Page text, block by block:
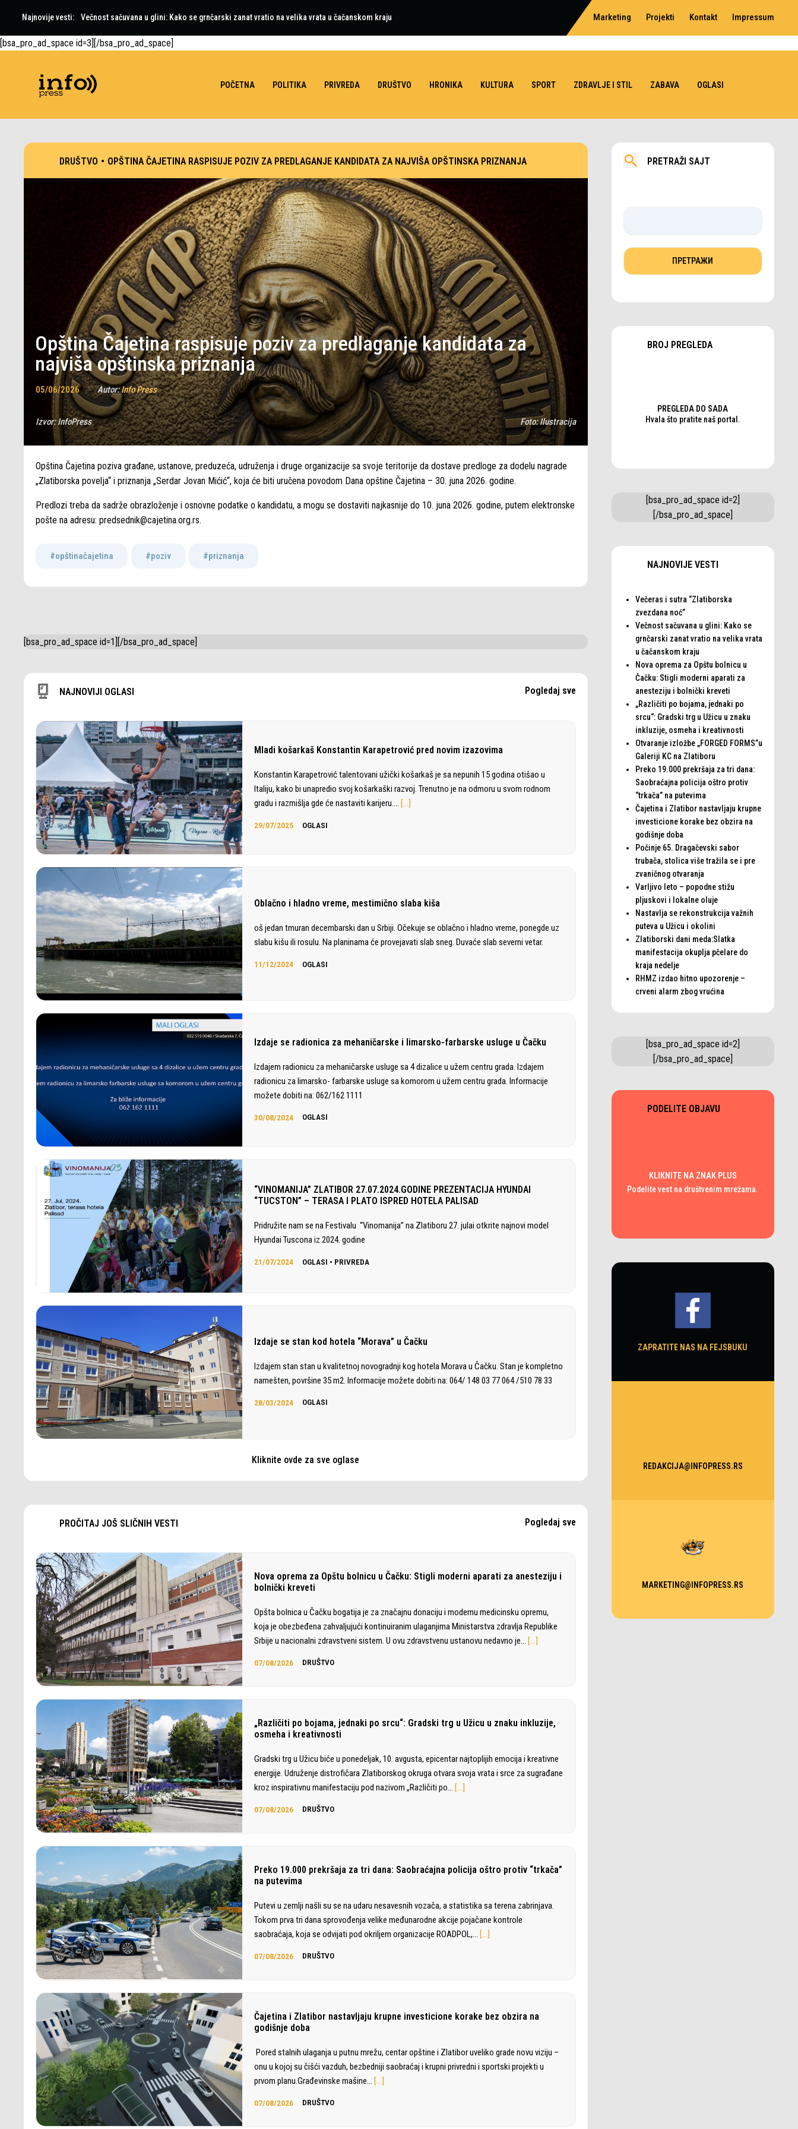
Najnovije vesti: Večnost sačuvana u glini: Kako se grnčarski zanat vratio na velika vrata u čačanskom kraju Marketing Projekti Kontakt Impressum
[bsa_pro_ad_space id=3][/bsa_pro_ad_space]
POČETNA POLITIKA PRIVREDA DRUŠTVO HRONIKA KULTURA SPORT ZDRAVLJE I STIL ZABAVA OGLASI
DRUŠTVO • OPŠTINA ČAJETINA RASPISUJE POZIV ZA PREDLAGANJE KANDIDATA ZA NAJVIŠA OPŠTINSKA PRIZNANJA
Opština Čajetina raspisuje poziv za predlaganje kandidata za
najviša opštinska priznanja
05/06/2026 Autor:Info Press
Izvor:InfoPress Foto:Ilustracija
Opština Čajetina poziva građane, ustanove, preduzeća, udruženja i druge organizacije sa svoje teritorije da dostave predloge za dodelu nagrade
„Zlatiborska povelja“ i priznanja „Serdar Jovan Mićić“, koja će biti uručena povodom Dana opštine Čajetina – 30. juna 2026. godine.
Predlozi treba da sadrže obrazloženje i osnovne podatke o kandidatu, a mogu se dostaviti najkasnije do 10. juna 2026. godine, putem elektronske
pošte na adresu: predsednik@cajetina.org.rs.
#opštinačajetina #poziv #priznanja
[bsa_pro_ad_space id=1][/bsa_pro_ad_space]
NAJNOVIJI OGLASI Pogledaj sve
Mladi košarkaš Konstantin Karapetrović pred novim izazovima
Konstantin Karapetrović talentovani užički košarkaš je sa nepunih 15 godina otišao u
Italiju, kako bi unapredio svoj košarkaški razvoj. Trenutno je na odmoru u svom rodnom
gradu i razmišlja gde će nastaviti karijeru.… […]
29/07/2025 OGLASI
Oblačno i hladno vreme, mestimično slaba kiša
oš jedan tmuran decembarski dan u Srbiji. Očekuje se oblačno i hladno vreme, ponegde uz
slabu kišu ili rosulu. Na planinama će provejavati slab sneg. Duvaće slab severni vetar.
11/12/2024 OGLASI
Izdaje se radionica za mehaničarske i limarsko-farbarske usluge u Čačku
Izdajem radionicu za mehaničarske usluge sa 4 dizalice u užem centru grada. Izdajem
radionicu za limarsko- farbarske usluge sa komorom u užem centru grada. Informacije
možete dobiti na: 062/162 1111
30/08/2024 OGLASI
“VINOMANIJA” ZLATIBOR 27.07.2024.GODINE PREZENTACIJA HYUNDAI
“TUCSTON” – TERASA I PLATO ISPRED HOTELA PALISAD
Pridružite nam se na Festivalu “Vinomanija” na Zlatiboru 27. julai otkrite najnovi model
Hyundai Tuscona iz 2024. godine
21/07/2024 OGLASI • PRIVREDA
Izdaje se stan kod hotela “Morava” u Čačku
Izdajem stan stan u kvalitetnoj novogradnji kog hotela Morava u Čačku. Stan je kompletno
namešten, površine 35 m2. Informacije možete dobiti na: 064/ 148 03 77 064 /510 78 33
28/03/2024 OGLASI
Kliknite ovde za sve oglase
PROČITAJ JOŠ SLIČNIH VESTI Pogledaj sve
Nova oprema za Opštu bolnicu u Čačku: Stigli moderni aparati za anesteziju i
bolnički kreveti
Opšta bolnica u Čačku bogatija je za značajnu donaciju i modernu medicinsku opremu,
koja je obezbeđena zahvaljujući kontinuiranim ulaganjima Ministarstva zdravlja Republike
Srbije u nacionalni zdravstveni sistem. U ovu zdravstvenu ustanovu nedavno je… […]
07/08/2026 DRUŠTVO
„Različiti po bojama, jednaki po srcu“: Gradski trg u Užicu u znaku inkluzije,
osmeha i kreativnosti
Gradski trg u Užicu biće u ponedeljak, 10. avgusta, epicentar najtoplijih emocija i kreativne
energije. Udruženje distrofičara Zlatiborskog okruga otvara svoja vrata i srce za sugrađane
kroz inspirativnu manifestaciju pod nazivom „Različiti po… […]
07/08/2026 DRUŠTVO
Preko 19.000 prekršaja za tri dana: Saobraćajna policija oštro protiv “trkača”
na putevima
Putevi u zemlji našli su se na udaru nesavesnih vozača, a statistika sa terena zabrinjava.
Tokom prva tri dana sprovođenja velike međunarodne akcije pojačane kontrole
saobraćaja, koja se odvijati pod okriljem organizacije ROADPOL,… […]
07/08/2026 DRUŠTVO
Čajetina i Zlatibor nastavljaju krupne investicione korake bez obzira na
godišnje doba
Pored stalnih ulaganja u putnu mrežu, centar opštine i Zlatibor uveliko grade novu viziju –
onu u kojoj su čišći vazduh, bezbedniji saobraćaj i krupni privredni i sportski projekti u
prvom planu.Građevinske mašine… […]
07/08/2026 DRUŠTVO
PRETRAŽI SAJT
BROJ PREGLEDA
PREGLEDA DO SADA
Hvala što pratite naš portal.
[bsa_pro_ad_space id=2]
[/bsa_pro_ad_space]
NAJNOVIJE VESTI
Večeras i sutra “Zlatiborska
zvezdana noć”
Večnost sačuvana u glini: Kako se
grnčarski zanat vratio na velika vrata
u čačanskom kraju
Nova oprema za Opštu bolnicu u
Čačku: Stigli moderni aparati za
anesteziju i bolnički kreveti
„Različiti po bojama, jednaki po
srcu“: Gradski trg u Užicu u znaku
inkluzije, osmeha i kreativnosti
Otvaranje izložbe „FORGED FORMS”u
Galeriji KC na Zlatiboru
Preko 19.000 prekršaja za tri dana:
Saobraćajna policija oštro protiv
“trkača” na putevima
Čajetina i Zlatibor nastavljaju krupne
investicione korake bez obzira na
godišnje doba
Počinje 65. Dragačevski sabor
trubača, stolica više tražila se i pre
zvaničnog otvaranja
Varljivo leto – popodne stižu
pljuskovi i lokalne oluje
Nastavlja se rekonstrukcija važnih
puteva u Užicu i okolini
Zlatiborski dani meda:Slatka
manifestacija okuplja pčelare do
kraja nedelje
RHMZ izdao hitno upozorenje –
crveni alarm zbog vrućina
[bsa_pro_ad_space id=2]
[/bsa_pro_ad_space]
PODELITE OBJAVU
KLIKNITE NA ZNAK PLUS
Podelite vest na društvenim mrežama.
ZAPRATITE NAS NA FEJSBUKU
REDAKCIJA@INFOPRESS.RS
MARKETING@INFOPRESS.RS